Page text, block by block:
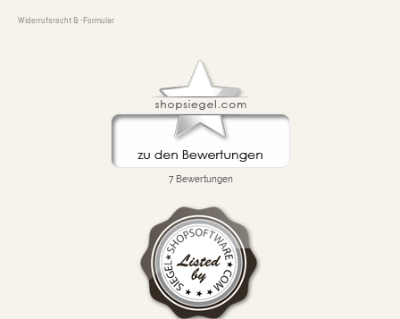
Widerrufsrecht & -Formular